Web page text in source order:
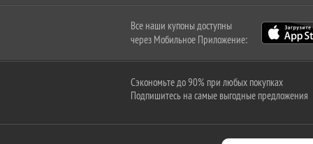
Все наши купоны доступны
через Мобильное Приложение:
Сэкономьте до 90% при любых покупках
Подпишитесь на самые выгодные предложения